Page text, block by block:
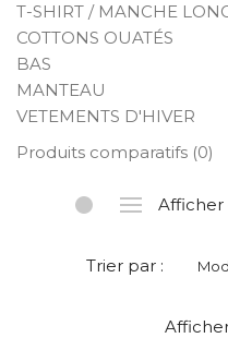
T-SHIRT / MANCHE
COTTONS OUATÉS
BAS
MANTEAU
VETEMENTS D'HIVER
Produits comparatifs (0)
Afficher
Trier par :